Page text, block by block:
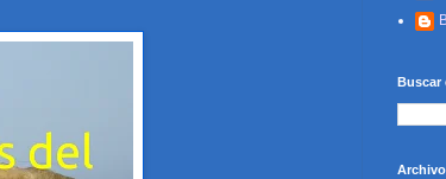
Buscar